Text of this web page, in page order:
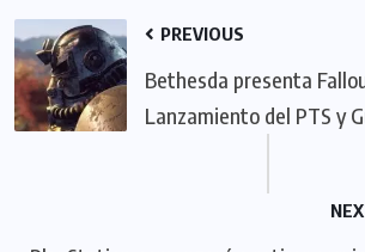
PREVIOUS
Bethesda presenta
Lanzamiento del PTS y